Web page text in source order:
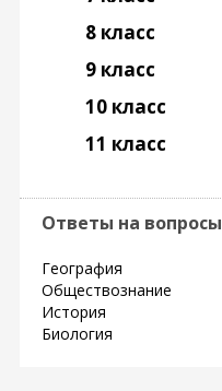
8 класс
9 класс
10 класс
11 класс
Ответы на вопросы
География
Обществознание
История
Биология